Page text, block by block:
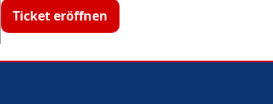
Ticket eröffnen